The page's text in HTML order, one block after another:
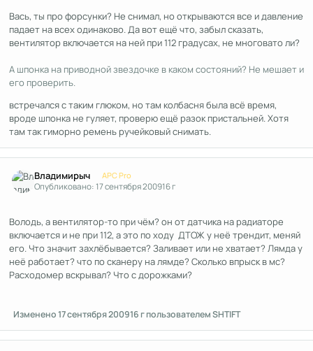
Вась, ты про форсунки? Не снимал, но открываются все и давление
падает на всех одинаково. Да вот ещё что, забыл сказать,
вентилятор включается на ней при 112 градусах, не многовато ли?
А шпонка на приводной звездочке в каком состояний? Не мешает и
его проверить.
встречался с таким глюком, но там колбасня была всё время,
вроде шпонка не гуляет, проверю ещё разок пристальней. Хотя
там так гиморно ремень ручейковый снимать.
Владимирыч APC Pro
Опубликовано:17 сентября 200916 г
Володь, а вентилятор-то при чём? он от датчика на радиаторе
включается и не при 112, а это по ходу ДТОЖ у неё трендит, меняй
его. Что значит захлёбывается? Заливает или не хватает? Лямда у
неё работает? что по сканеру на лямде? Сколько впрыск в мс?
Расходомер вскрывал? Что с дорожками?
Изменено17 сентября 200916 гпользователем SHTIFT